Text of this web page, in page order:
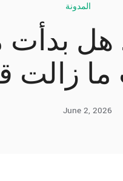
المدونة
بدأت
ما زالت
June 2, 2026